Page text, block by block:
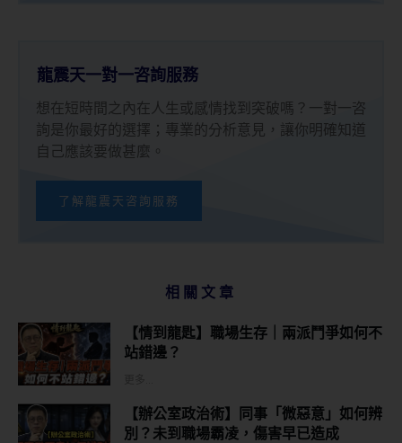
龍震天一對一咨詢服務
想在短時間之內在人生或感情找到突破嗎？一對一咨
詢是你最好的選擇；專業的分析意見，讓你明確知道
自己應該要做甚麼。
了解龍震天咨詢服務
相關文章
【情到龍匙】職場生存｜兩派鬥爭如何不
站錯邊？
【辦公室政治術】同事「微惡意」如何辨
別？未到職場霸凌，傷害早已造成